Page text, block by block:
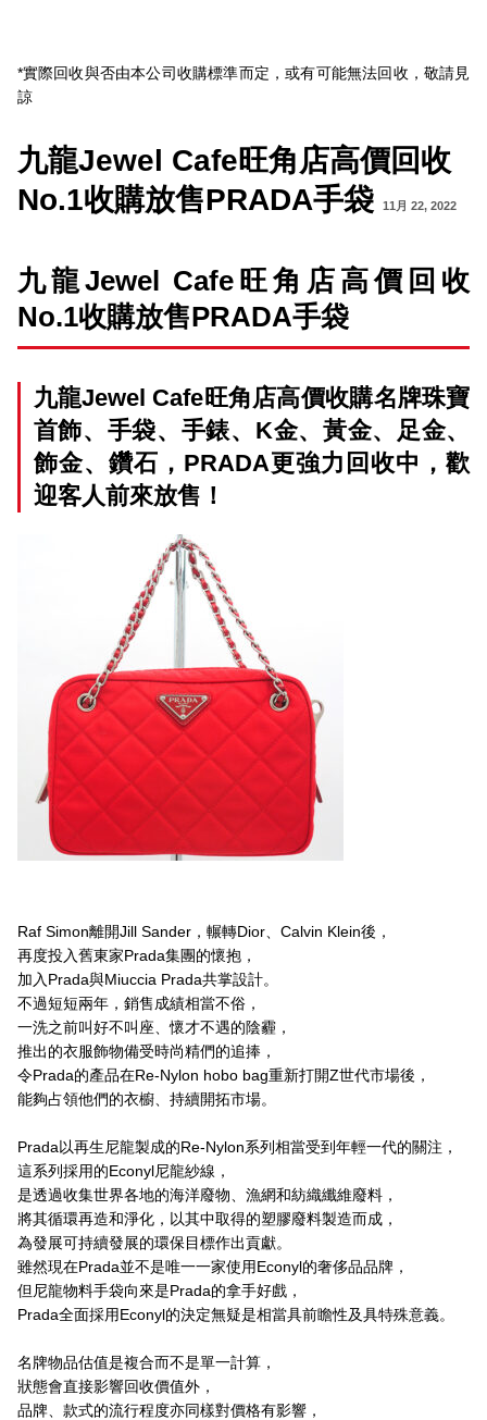
*實際回收與否由本公司收購標準而定，或有可能無法回收，敬請見
諒
九龍Jewel Cafe旺角店高價回收
No.1收購放售PRADA手袋
11月 22, 2022
九龍Jewel Cafe旺角店高價回收
No.1收購放售PRADA手袋
九龍Jewel Cafe旺角店高價收購名牌珠寶
首飾、手袋、手錶、K金、黃金、足金、
飾金、鑽石，PRADA更強力回收中，歡
迎客人前來放售！
Raf Simon離開Jill Sander，輾轉Dior、Calvin Klein後，
再度投入舊東家Prada集團的懷抱，
加入Prada與Miuccia Prada共掌設計。
不過短短兩年，銷售成績相當不俗，
一洗之前叫好不叫座、懷才不遇的陰霾，
推出的衣服飾物備受時尚精們的追捧，
令Prada的產品在Re-Nylon hobo bag重新打開Z世代市場後，
能夠占領他們的衣櫥、持續開拓市場。
Prada以再生尼龍製成的Re-Nylon系列相當受到年輕一代的關注，
這系列採用的Econyl尼龍紗線，
是透過收集世界各地的海洋廢物、漁網和紡織纖維廢料，
將其循環再造和淨化，以其中取得的塑膠廢料製造而成，
為發展可持續發展的環保目標作出貢獻。
雖然現在Prada並不是唯一一家使用Econyl的奢侈品品牌，
但尼龍物料手袋向來是Prada的拿手好戲，
Prada全面採用Econyl的決定無疑是相當具前瞻性及具特殊意義。
名牌物品估值是複合而不是單一計算，
狀態會直接影響回收價值外，
品牌、款式的流行程度亦同樣對價格有影響，